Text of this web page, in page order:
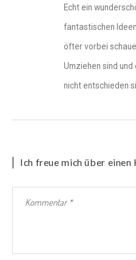
Echt ein
fantastischen
öfter vorbei
Umziehen sind
nicht entschieden
Ich freue mich über einen